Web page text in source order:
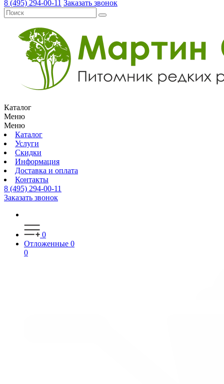
8 (495) 294-00-11 Заказать звонок
Каталог
Меню
Меню
Каталог
Услуги
Скидки
Информация
Доставка и оплата
Контакты
8 (495) 294-00-11
Заказать звонок
0
Отложенные 0
0